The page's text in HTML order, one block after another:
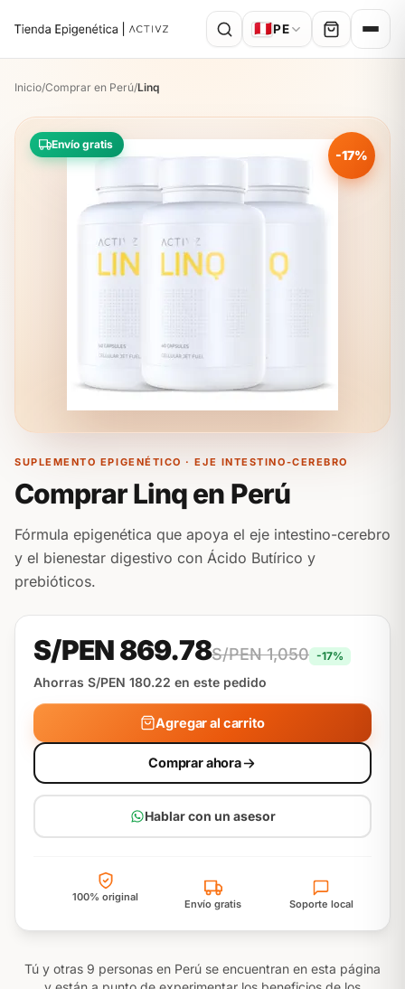
🇵🇪PE
Inicio/Comprar en Perú/Linq
Envío gratis
-17%
SUPLEMENTO EPIGENÉTICO · EJE INTESTINO-CEREBRO
Comprar Linq en Perú
Fórmula epigenética que apoya el eje intestino-cerebro
y el bienestar digestivo con Ácido Butírico y
prebióticos.
S/PEN 869.78S/PEN 1,050 -17%
Ahorras S/PEN 180.22 en este pedido
Agregar al carrito
Comprar ahora
Hablar con un asesor
100% original
Envío gratis Soporte local
Tú y otras 9 personas en Perú se encuentran en esta página